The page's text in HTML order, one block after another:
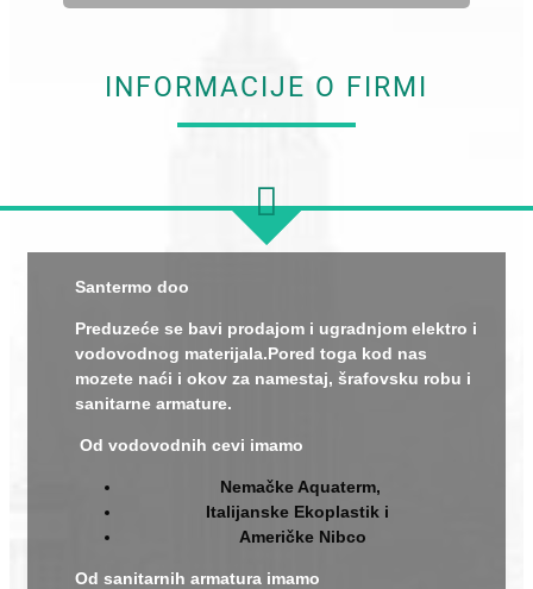
INFORMACIJE O FIRMI
Santermo doo
Preduzeće se bavi prodajom i ugradnjom elektro i
vodovodnog materijala.Pored toga kod nas
mozete naći i okov za namestaj, šrafovsku robu i
sanitarne armature.
Od vodovodnih cevi imamo
Nemačke Aquaterm,
Italijanske Ekoplastik i
Američke Nibco
Od sanitarnih armatura imamo